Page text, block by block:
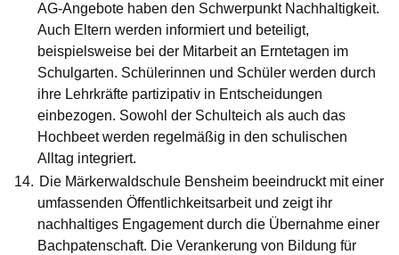
AG-Angebote haben den Schwerpunkt Nachhaltigkeit.
Auch Eltern werden informiert und beteiligt,
beispielsweise bei der Mitarbeit an Erntetagen im
Schulgarten. Schülerinnen und Schüler werden durch
ihre Lehrkräfte partizipativ in Entscheidungen
einbezogen. Sowohl der Schulteich als auch das
Hochbeet werden regelmäßig in den schulischen
Alltag integriert.
Die Märkerwaldschule Bensheimbeeindruckt mit einer
umfassenden Öffentlichkeitsarbeit und zeigt ihr
nachhaltiges Engagement durch die Übernahme einer
Bachpatenschaft. Die Verankerung von Bildung für